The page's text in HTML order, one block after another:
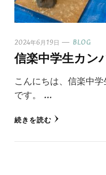
2024年6月19日 BLOG
信楽中学生カン
こんにちは、信楽中
です。 …
続きを読む